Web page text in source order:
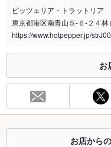
喫煙専用室 なし
※2020年4月1日～受動喫煙対策に関す
総席数 84席
最大宴会収
－
ピッツェリア・トラットリ
東京都港区南青山５‐６‐２４林
https://www.hotpepper.jp/
お
お店から